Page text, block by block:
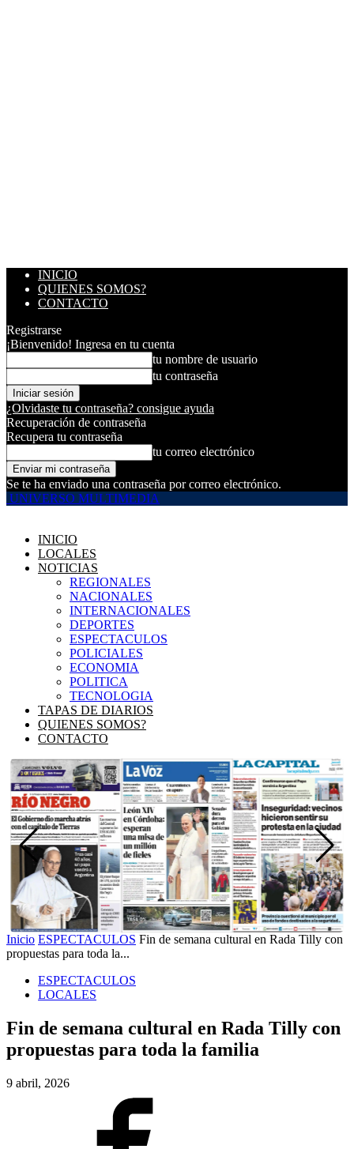
INICIO
QUIENES SOMOS?
CONTACTO
Registrarse
¡Bienvenido! Ingresa en tu cuenta
tu nombre de usuario
tu contraseña
¿Olvidaste tu contraseña? consigue ayuda
Recuperación de contraseña
Recupera tu contraseña
tu correo electrónico
Se te ha enviado una contraseña por correo electrónico.
UNIVERSO MULTIMEDIA
INICIO
LOCALES
NOTICIAS
REGIONALES
NACIONALES
INTERNACIONALES
DEPORTES
ESPECTACULOS
POLICIALES
ECONOMIA
POLITICA
TECNOLOGIA
TAPAS DE DIARIOS
QUIENES SOMOS?
CONTACTO
Inicio ESPECTACULOS Fin de semana cultural en Rada Tilly con
propuestas para toda la...
ESPECTACULOS
LOCALES
Fin de semana cultural en Rada Tilly con
propuestas para toda la familia
9 abril, 2026